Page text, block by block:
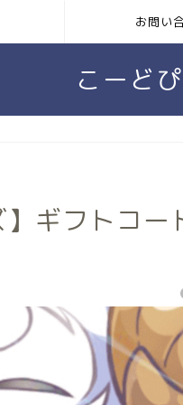
お問い
こーど
】ギフトコ